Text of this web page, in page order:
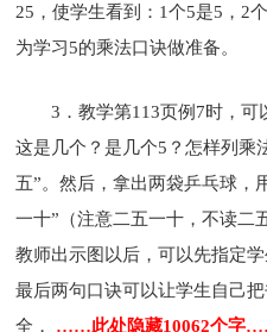
25，使学生看到：1个5是5，2
为学习5的乘法口诀做准备。
3．教学第113页例7时，可
这是几个？是几个5？怎样列乘
五”。然后，拿出两袋乒乓球，
一十”（注意二五一十，不读二
教师出示图以后，可以先指定
最后两句口诀可以让学生自己
全， ……此处隐藏10062个字